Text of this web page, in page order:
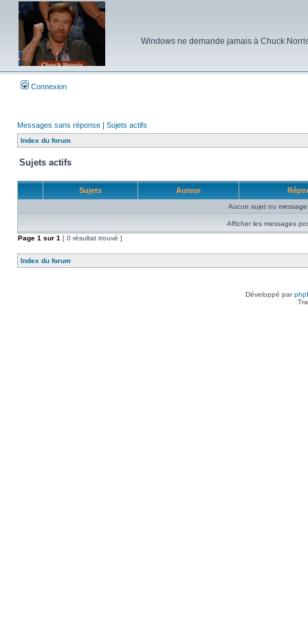
Windows ne demande jamais à Chuck
Connexion
Messages sans réponse | Sujets actifs
Index du forum
Sujets actifs
Sujets Auteur
Aucun sujet ou
Afficher les messages
Page 1 sur 1 [ 0 résultat trouvé ]
Index du forum
Développé par